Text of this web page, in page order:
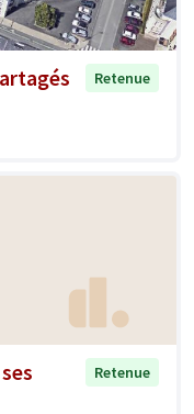
Retenue
Retenue